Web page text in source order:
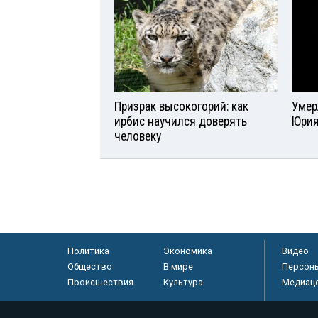
Призрак высокогорий: как
ирбис научился доверять
человеку
Политика
Экономика
Общество
В мире
Происшествия
Культура
Видео